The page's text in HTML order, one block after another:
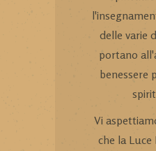
delle varie
portano
benessere
Vi
che la Luce